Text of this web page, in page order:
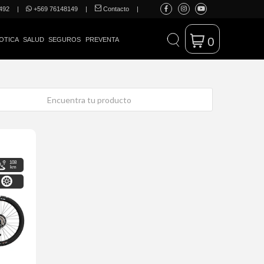
| +569 76148149 | Contacto |
SALUD SEGUROS PREVENTA 0
108
km
27,5"